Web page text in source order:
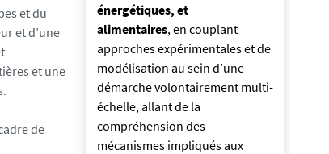
et du
et d’une
et une
de
énergétiques, et
alimentaires, en couplant
approches expérimentales et de
modélisation au sein d’une
démarche volontairement multi-
échelle, allant de la
compréhension des
mécanismes impliqués aux